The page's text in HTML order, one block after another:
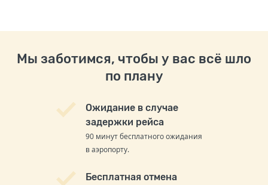
Мы заботимся, чтобы у вас всё шло
по плану
Ожидание в случае
задержки рейса
90 минут бесплатного ожидания
в аэропорту.
Бесплатная отмена